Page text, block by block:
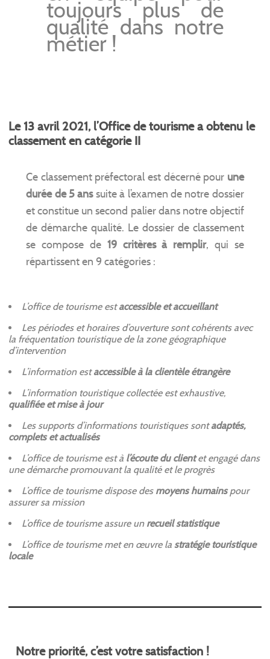
toujours plus de
qualité dans notre
métier !
Le 13 avril 2021, l’Office de tourisme a obtenu le
classement en catégorie II
Ce classement préfectoral est décerné pour une
durée de 5 anssuite à l’examen de notre dossier
et constitue un second palier dans notre objectif
de démarche qualité. Le dossier de classement
se compose de 19 critères à remplir, qui se
répartissent en 9 catégories :
L’office de tourisme estaccessible et accueillant
Les périodes et horaires d’ouverture sont cohérents avec
la fréquentation touristique de la zone géographique
d’intervention
L’information estaccessible à la clientèle étrangère
L’information touristique collectée est exhaustive,
qualifiée et mise à jour
Les supports d’informations touristiques sontadaptés,
complets et actualisés
L’office de tourisme est à l’écoute du clientet engagé dans
une démarche promouvant la qualité et le progrès
L’office de tourisme dispose des moyens humainspour
assurer sa mission
L’office de tourisme assure un recueil statistique
L’office de tourisme met en œuvre la stratégie touristique
locale
Notre priorité, c’est votre satisfaction !